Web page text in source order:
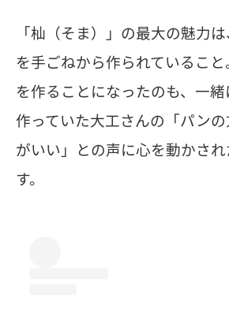
「杣（そま）」の最大の魅力
を手ごねから作られているこ
を作ることになったのも、一
作っていた大工さんの「パン
がいい」との声に心を動かさ
す。